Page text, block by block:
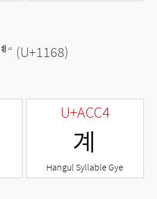
ᅨ“ (U+1168)
U+ACC4
계
Hangul Syllable Gye